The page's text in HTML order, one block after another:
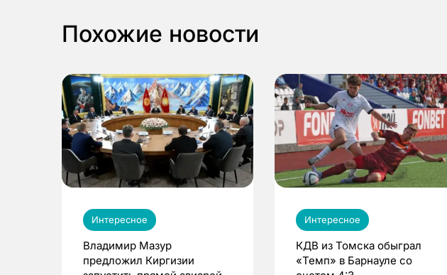
Похожие новости
Интересное
Владимир Мазур
предложил Киргизии
Интересное
КДВ из Томска обыграл
«Темп» в Барнауле со